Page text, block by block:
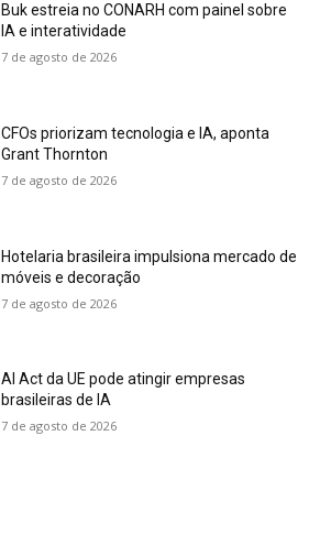
Buk estreia no CONARH com painel sobre
IA e interatividade
7 de agosto de 2026
CFOs priorizam tecnologia e IA, aponta
Grant Thornton
7 de agosto de 2026
Hotelaria brasileira impulsiona mercado de
móveis e decoração
7 de agosto de 2026
AI Act da UE pode atingir empresas
brasileiras de IA
7 de agosto de 2026